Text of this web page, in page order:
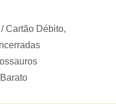
Cartão Débito,